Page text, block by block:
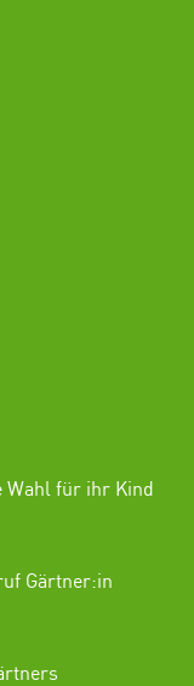
Wahl für ihr Kind
Gärtner:in